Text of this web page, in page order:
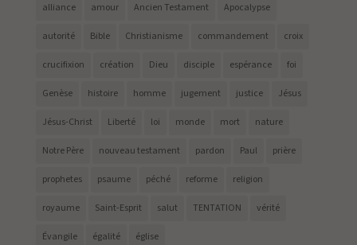
alliance amour Ancien Testament Apocalypse
autorité Bible Christianisme commandement croix
crucifixion création Dieu disciple espérance foi
Genèse histoire homme jugement justice Jésus
Jésus-Christ Liberté loi monde mort nature
Notre Père nouveau testament pardon Paul prière
prophetes psaume péché reforme religion
royaume Saint-Esprit salut TENTATION vérité
Évangile égalité église